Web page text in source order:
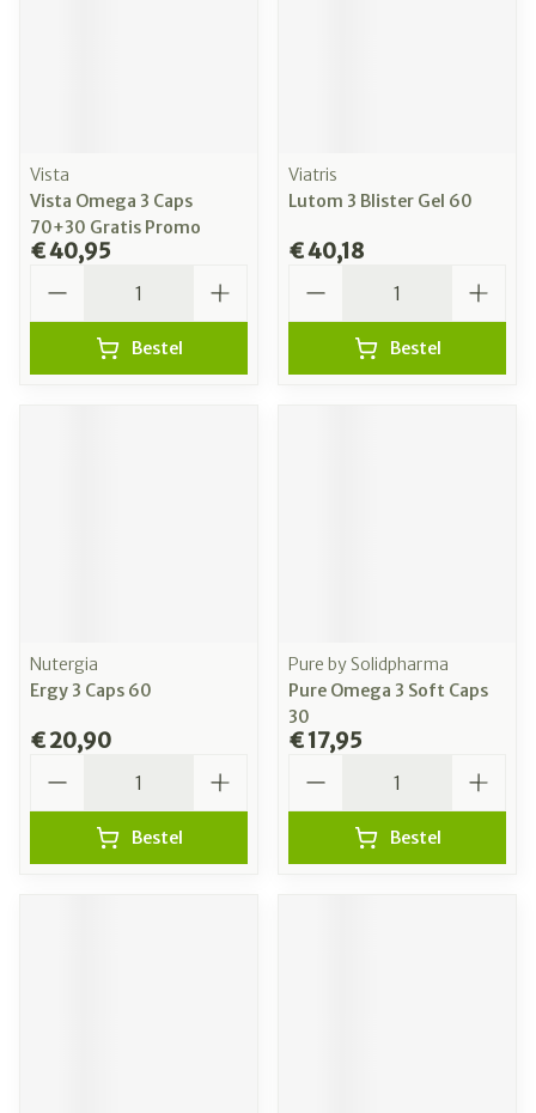
Vista
Vista Omega 3 Caps
70+30 Gratis Promo
€ 40,95
Bestel
Viatris
Lutom 3 Blister Gel 60
€ 40,18
Bestel
Nutergia
Ergy 3 Caps 60
€ 20,90
Bestel
Pure by Solidpharma
Pure Omega 3 Soft Caps
30
€ 17,95
Bestel